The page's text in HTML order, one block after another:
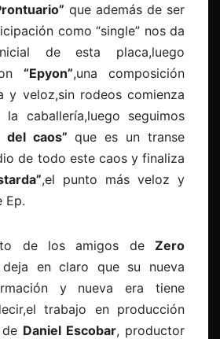
que además de ser
como “single” nos da
de esta placa,luego
“Epyon”,una composición
y veloz,sin rodeos comienza
caballería,luego seguimos
del caos” que es un transe
de todo este caos y finaliza
,el punto más veloz y
Ep.
de los amigos de Zero
en claro que su nueva
y nueva era tiene
trabajo en producción
Daniel Escobar, productor